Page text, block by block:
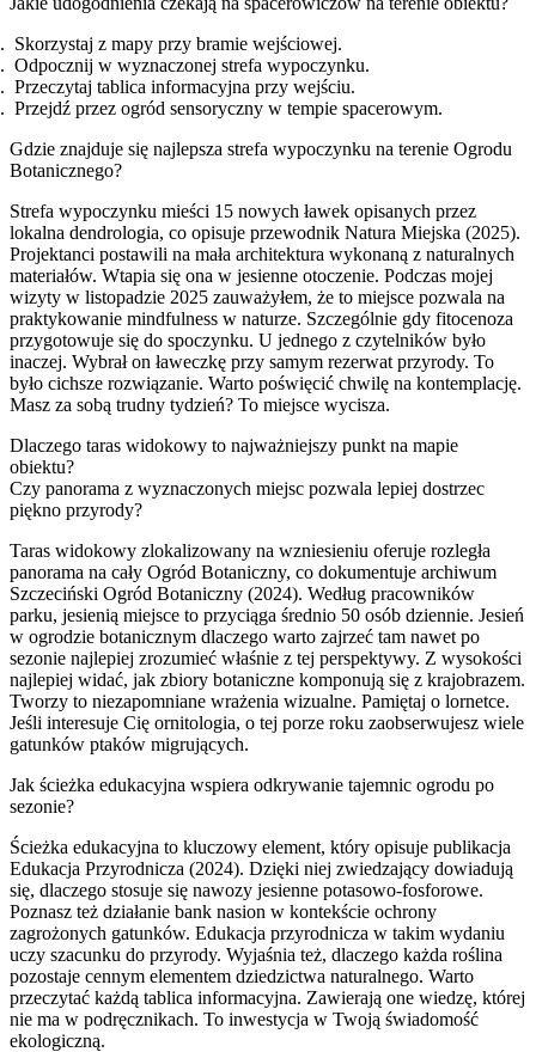
Skorzystaj z mapy przy bramie wejściowej.
Odpocznij w wyznaczonej strefa wypoczynku.
Przeczytaj tablica informacyjna przy wejściu.
Przejdź przez ogród sensoryczny w tempie spacerowym.
Gdzie znajduje się najlepsza strefa wypoczynku na terenie Ogrodu
Botanicznego?
Strefa wypoczynku mieści 15 nowych ławek opisanych przez
lokalna dendrologia, co opisuje przewodnik Natura Miejska (2025).
Projektanci postawili na mała architektura wykonaną z naturalnych
materiałów. Wtapia się ona w jesienne otoczenie. Podczas mojej
wizyty w listopadzie 2025 zauważyłem, że to miejsce pozwala na
praktykowanie mindfulness w naturze. Szczególnie gdy fitocenoza
przygotowuje się do spoczynku. U jednego z czytelników było
inaczej. Wybrał on ławeczkę przy samym rezerwat przyrody. To
było cichsze rozwiązanie. Warto poświęcić chwilę na kontemplację.
Masz za sobą trudny tydzień? To miejsce wycisza.
Dlaczego taras widokowy to najważniejszy punkt na mapie
obiektu?
Czy panorama z wyznaczonych miejsc pozwala lepiej dostrzec
piękno przyrody?
Taras widokowy zlokalizowany na wzniesieniu oferuje rozległa
panorama na cały Ogród Botaniczny, co dokumentuje archiwum
Szczeciński Ogród Botaniczny (2024). Według pracowników
parku, jesienią miejsce to przyciąga średnio 50 osób dziennie. Jesień
w ogrodzie botanicznym dlaczego warto zajrzeć tam nawet po
sezonie najlepiej zrozumieć właśnie z tej perspektywy. Z wysokości
najlepiej widać, jak zbiory botaniczne komponują się z krajobrazem.
Tworzy to niezapomniane wrażenia wizualne. Pamiętaj o lornetce.
Jeśli interesuje Cię ornitologia, o tej porze roku zaobserwujesz wiele
gatunków ptaków migrujących.
Jak ścieżka edukacyjna wspiera odkrywanie tajemnic ogrodu po
sezonie?
Ścieżka edukacyjna to kluczowy element, który opisuje publikacja
Edukacja Przyrodnicza (2024). Dzięki niej zwiedzający dowiadują
się, dlaczego stosuje się nawozy jesienne potasowo-fosforowe.
Poznasz też działanie bank nasion w kontekście ochrony
zagrożonych gatunków. Edukacja przyrodnicza w takim wydaniu
uczy szacunku do przyrody. Wyjaśnia też, dlaczego każda roślina
pozostaje cennym elementem dziedzictwa naturalnego. Warto
przeczytać każdą tablica informacyjna. Zawierają one wiedzę, której
nie ma w podręcznikach. To inwestycja w Twoją świadomość
ekologiczną.